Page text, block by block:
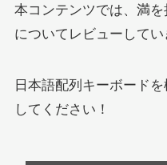
本コンテンツでは、満
についてレビューしてい
日本語配列キーボード
してください！